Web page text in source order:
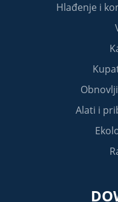
Hlađenje i
Alati i